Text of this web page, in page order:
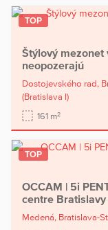
TOP
Štýlový mezonet
neopozerajú
Dostojevského rad,
(Bratislava I)
161 m2
TOP
OCCAM | 5i
centre Bratislavy
Medená, Bratislava-